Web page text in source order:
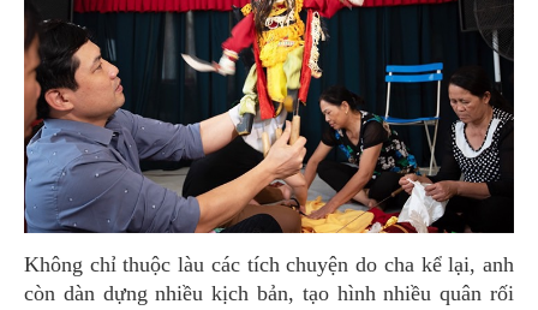
Không chỉ thuộc làu các tích chuyện do cha kể lại, anh
còn dàn dựng nhiều kịch bản, tạo hình nhiều quân rối